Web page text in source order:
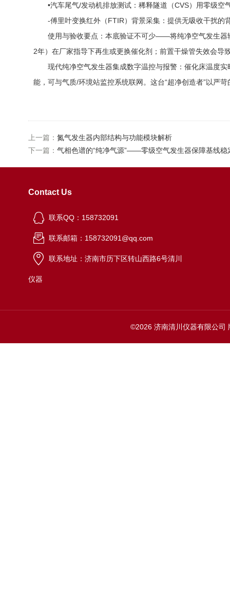
•汽车尾气/发动机排放测试：稀释隧道（CVS）用零级空
-傅里叶变换红外（FTIR）背景采集：提供无吸收干扰的
使用与验收要点：本底验证不可少——将纯净空气发生器输
2年）在厂家指导下再生或更换催化剂；前置干燥管失效会
现代纯净空气发生器集成数字温控与报警：催化床温度实
能，可与气质/环境站监控系统联网。这台“超净创造者”以严
上一篇： 氮气发生器内部结构与功能模块解析
下一篇： 气相色谱的“纯净气源”——零级空气发生器保障基线稳
Contact Us
联系QQ：158732091
联系邮箱：158732091@qq.com
联系地址：济南市历下区转山西路6号清川
仪器
©2026 济南清川仪器有限公